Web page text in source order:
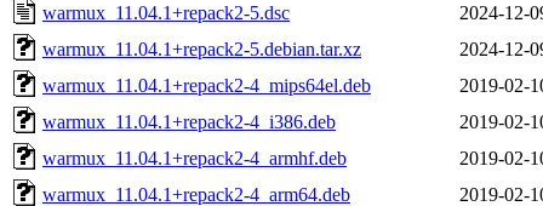
warmux_11.04.1+repack2-5.dsc
2024-12-
warmux_11.04.1+repack2-5.debian.tar.xz
2024-12-
warmux_11.04.1+repack2-4_mips64el.deb
2019-02-
warmux_11.04.1+repack2-4_i386.deb
2019-02-
warmux_11.04.1+repack2-4_armhf.deb
2019-02-
warmux_11.04.1+repack2-4_arm64.deb
2019-02-